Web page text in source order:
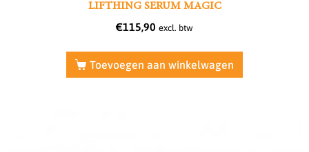
LIFTHING SERUM MAGIC
€115,90 excl. btw
Toevoegen aan winkelwagen